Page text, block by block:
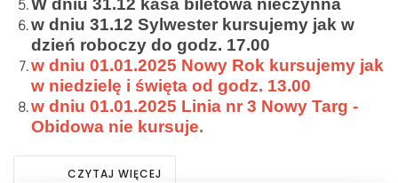
W dniu 31.12 kasa biletowa nieczynna
w dniu 31.12 Sylwester kursujemy jak w
dzień roboczy do godz. 17.00
w dniu 01.01.2025 Nowy Rok kursujemy jak
w niedzielę i święta od godz. 13.00
w dniu 01.01.2025 Linia nr 3 Nowy Targ -
Obidowa nie kursuje.
CZYTAJ WIĘCEJ